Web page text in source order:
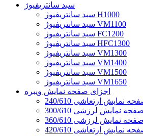
سبد سانتریفیوژ
سبد سانتریفیوژ H1000
سبد سانتریفیوژ VM1100
سبد سانتریفیوژ FC1200
سبد سانتریفیوژ HFC1300
سبد سانتریفیوژ VM1300
سبد سانتریفیوژ VM1400
سبد سانتریفیوژ VM1500
سبد سانتریفیوژ VM1650
اجزای صفحه نمایش ویبره
نمایش ارتعاشی 240/610
نمایش لرزشی 300/610
نمایش لرزشی 360/610
نمایش ارتعاشی 420/610